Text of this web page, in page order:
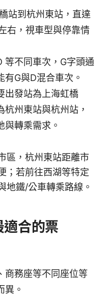
站到杭州東站，直達
右，視車型與停靠情
等不同車次，G字頭通
G與D混合車次。
出發站為上海虹橋
州東站與杭州站，
與轉乘需求。
區，杭州東站距離市
；若前往西湖等特定
地鐵/公車轉乘路線。
合的票
商務座等不同座位等
異。